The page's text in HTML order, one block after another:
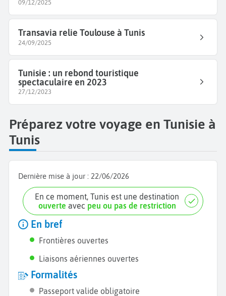
09/12/2025
Transavia relie Toulouse à Tunis
24/09/2025
Tunisie : un rebond touristique
spectaculaire en 2023
27/12/2023
Préparez votre voyage en Tunisie à
Tunis
Dernière mise à jour : 22/06/2026
En ce moment, Tunis est une destination
ouverte avec peu ou pas de restriction
En bref
Frontières ouvertes
Liaisons aériennes ouvertes
Formalités
Passeport valide obligatoire